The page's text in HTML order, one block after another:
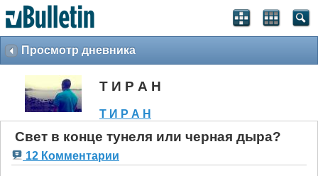
Просмотр дневника
Т И Р А Н
Т И Р А Н
Свет в конце тунеля или черная дыра?
12 Комментарии